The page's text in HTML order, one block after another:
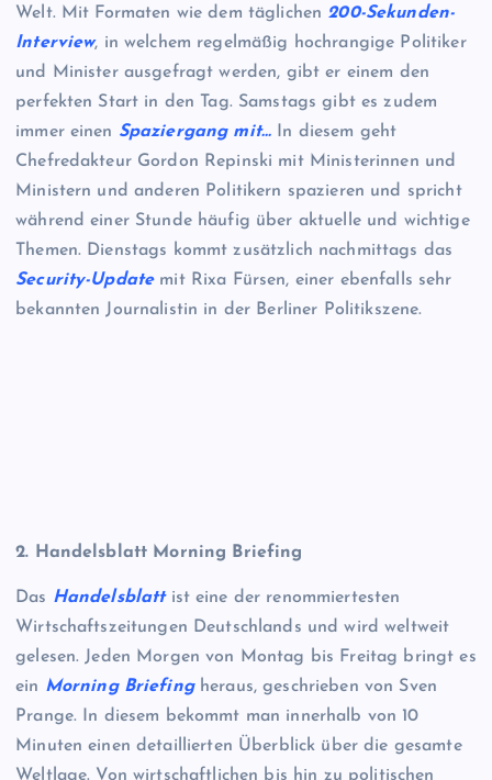
Welt. Mit Formaten wie dem täglichen 200-Sekunden-
Interview, in welchem regelmäßig hochrangige Politiker
und Minister ausgefragt werden, gibt er einem den
perfekten Start in den Tag. Samstags gibt es zudem
immer einen Spaziergang mit… In diesem geht
Chefredakteur Gordon Repinski mit Ministerinnen und
Ministern und anderen Politikern spazieren und spricht
während einer Stunde häufig über aktuelle und wichtige
Themen. Dienstags kommt zusätzlich nachmittags das
Security-Updatemit Rixa Fürsen, einer ebenfalls sehr
bekannten Journalistin in der Berliner Politikszene.
2. Handelsblatt Morning Briefing
Das Handelsblatt ist eine der renommiertesten
Wirtschaftszeitungen Deutschlands und wird weltweit
gelesen. Jeden Morgen von Montag bis Freitag bringt es
ein Morning Briefingheraus, geschrieben von Sven
Prange. In diesem bekommt man innerhalb von 10
Minuten einen detaillierten Überblick über die gesamte
Weltlage. Von wirtschaftlichen bis hin zu politischen